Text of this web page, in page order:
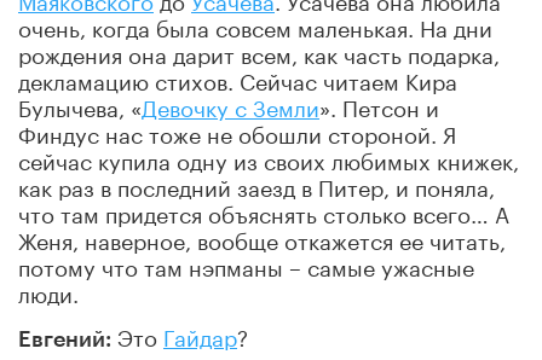
очень, когда была совсем маленькая. На дни
рождения она дарит всем, как часть подарка,
декламацию стихов. Сейчас читаем Кира
Булычева, «Девочку с Земли». Петсон и
Финдус нас тоже не обошли стороной. Я
сейчас купила одну из своих любимых книжек,
как раз в последний заезд в Питер, и поняла,
что там придется объяснять столько всего… А
Женя, наверное, вообще откажется ее читать,
потому что там нэпманы – самые ужасные
люди.
Евгений: Это Гайдар?